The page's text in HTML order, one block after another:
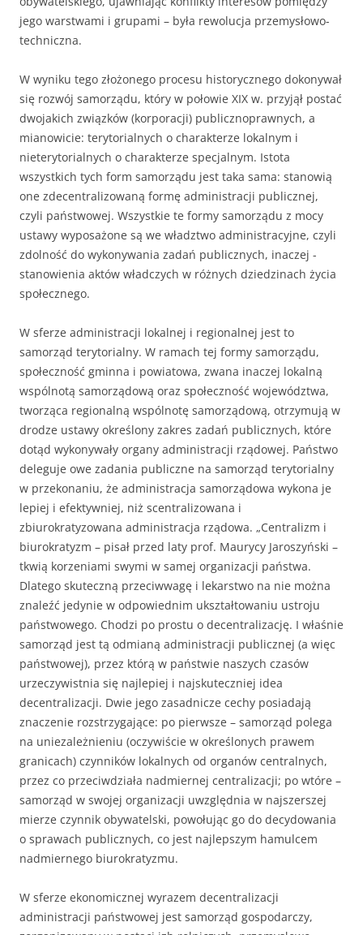
jego warstwami i grupami – była rewolucja przemysłowo-
techniczna.
W wyniku tego złożonego procesu historycznego dokonywał
się rozwój samorządu, który w połowie XIX w. przyjął postać
dwojakich związków (korporacji) publicznoprawnych, a
mianowicie: terytorialnych o charakterze lokalnym i
nieterytorialnych o charakterze specjalnym. Istota
wszystkich tych form samorządu jest taka sama: stanowią
one zdecentralizowaną formę administracji publicznej,
czyli państwowej. Wszystkie te formy samorządu z mocy
ustawy wyposażone są we władztwo administracyjne, czyli
zdolność do wykonywania zadań publicznych, inaczej -
stanowienia aktów władczych w różnych dziedzinach życia
społecznego.
W sferze administracji lokalnej i regionalnej jest to
samorząd terytorialny. W ramach tej formy samorządu,
społeczność gminna i powiatowa, zwana inaczej lokalną
wspólnotą samorządową oraz społeczność województwa,
tworząca regionalną wspólnotę samorządową, otrzymują w
drodze ustawy określony zakres zadań publicznych, które
dotąd wykonywały organy administracji rządowej. Państwo
deleguje owe zadania publiczne na samorząd terytorialny
w przekonaniu, że administracja samorządowa wykona je
lepiej i efektywniej, niż scentralizowana i
zbiurokratyzowana administracja rządowa. „Centralizm i
biurokratyzm – pisał przed laty prof. Maurycy Jaroszyński –
tkwią korzeniami swymi w samej organizacji państwa.
Dlatego skuteczną przeciwwagę i lekarstwo na nie można
znaleźć jedynie w odpowiednim ukształtowaniu ustroju
państwowego. Chodzi po prostu o decentralizację. I właśnie
samorząd jest tą odmianą administracji publicznej (a więc
państwowej), przez którą w państwie naszych czasów
urzeczywistnia się najlepiej i najskuteczniej idea
decentralizacji. Dwie jego zasadnicze cechy posiadają
znaczenie rozstrzygające: po pierwsze – samorząd polega
na uniezależnieniu (oczywiście w określonych prawem
granicach) czynników lokalnych od organów centralnych,
przez co przeciwdziała nadmiernej centralizacji; po wtóre –
samorząd w swojej organizacji uwzględnia w najszerszej
mierze czynnik obywatelski, powołując go do decydowania
o sprawach publicznych, co jest najlepszym hamulcem
nadmiernego biurokratyzmu.
W sferze ekonomicznej wyrazem decentralizacji
administracji państwowej jest samorząd gospodarczy,